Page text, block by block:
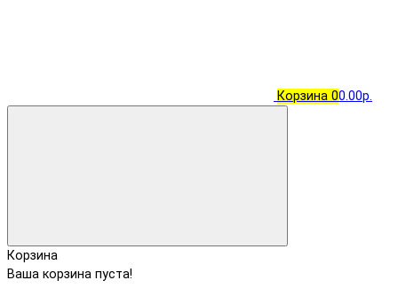
Корзина 00.00р.
Корзина
Ваша корзина пуста!